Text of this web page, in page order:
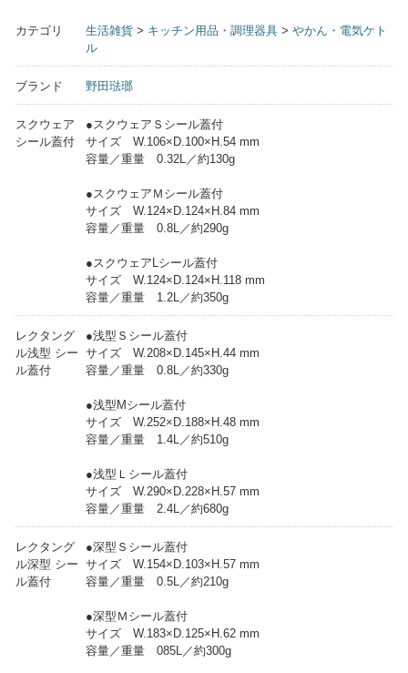
カテゴリ 生活雑貨 > キッチン用品・調理器具 > やかん・電気ケト
ル
ブランド 野田琺瑯
スクウェア
シール蓋付
●スクウェアＳシール蓋付
サイズ W.106×D.100×H.54 mm
容量／重量 0.32L／約130g
●スクウェアＭシール蓋付
サイズ W.124×D.124×H.84 mm
容量／重量 0.8L／約290g
●スクウェアLシール蓋付
サイズ W.124×D.124×H.118 mm
容量／重量 1.2L／約350g
レクタング
ル浅型 シー
ル蓋付
●浅型Ｓシール蓋付
サイズ W.208×D.145×H.44 mm
容量／重量 0.8L／約330g
●浅型Mシール蓋付
サイズ W.252×D.188×H.48 mm
容量／重量 1.4L／約510g
●浅型Ｌシール蓋付
サイズ W.290×D.228×H.57 mm
容量／重量 2.4L／約680g
レクタング
ル深型 シー
ル蓋付
●深型Ｓシール蓋付
サイズ W.154×D.103×H.57 mm
容量／重量 0.5L／約210g
●深型Ｍシール蓋付
サイズ W.183×D.125×H.62 mm
容量／重量 085L／約300g